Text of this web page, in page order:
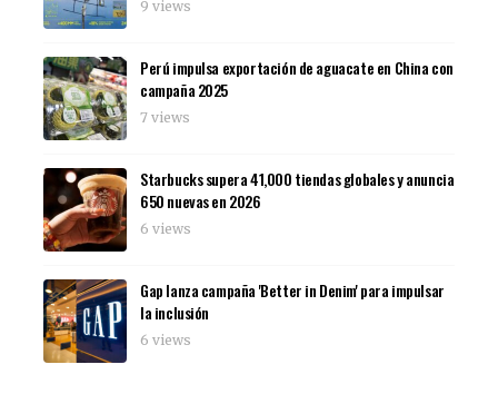
9 views
Perú impulsa exportación de aguacate en China con
campaña 2025
7 views
Starbucks supera 41,000 tiendas globales y anuncia
650 nuevas en 2026
6 views
Gap lanza campaña 'Better in Denim' para impulsar
la inclusión
6 views